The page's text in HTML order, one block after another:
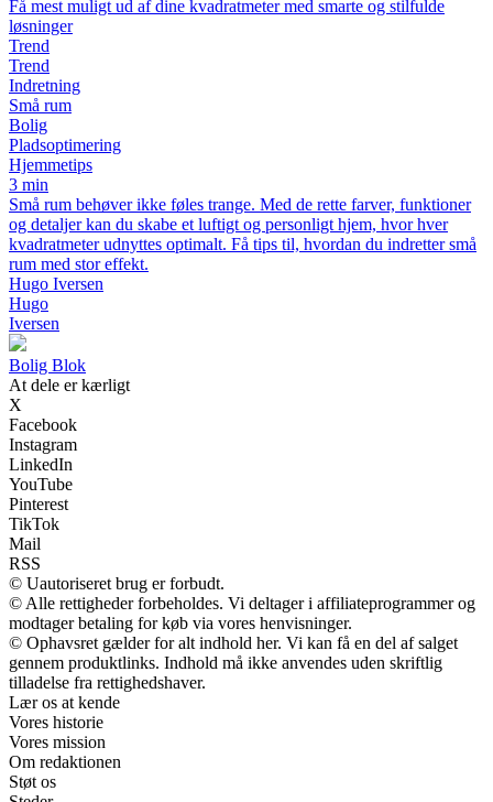
Få mest muligt ud af dine kvadratmeter med smarte og stilfulde
løsninger
Trend
Trend
Indretning
Små rum
Bolig
Pladsoptimering
Hjemmetips
3 min
Små rum behøver ikke føles trange. Med de rette farver, funktioner
og detaljer kan du skabe et luftigt og personligt hjem, hvor hver
kvadratmeter udnyttes optimalt. Få tips til, hvordan du indretter små
rum med stor effekt.
Hugo Iversen
Hugo
Iversen
Bolig Blok
At dele er kærligt
X
Facebook
Instagram
LinkedIn
YouTube
Pinterest
TikTok
Mail
RSS
© Uautoriseret brug er forbudt.
© Alle rettigheder forbeholdes. Vi deltager i affiliateprogrammer og
modtager betaling for køb via vores henvisninger.
© Ophavsret gælder for alt indhold her. Vi kan få en del af salget
gennem produktlinks. Indhold må ikke anvendes uden skriftlig
tilladelse fra rettighedshaver.
Lær os at kende
Vores historie
Vores mission
Om redaktionen
Støt os